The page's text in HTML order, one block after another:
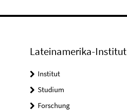
Lateinamerika-Institut
Institut
Studium
Forschung